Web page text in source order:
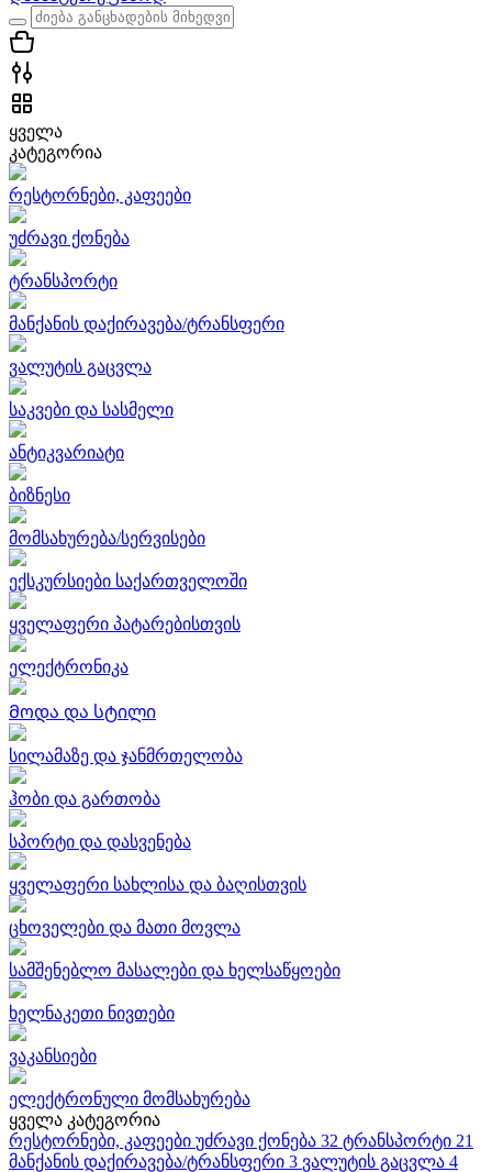
ყველა
კატეგორია
რესტორნები, კაფეები
უძრავი ქონება
ტრანსპორტი
მანქანის დაქირავება/ტრანსფერი
ვალუტის გაცვლა
საკვები და სასმელი
ანტიკვარიატი
ბიზნესი
მომსახურება/სერვისები
ექსკურსიები საქართველოში
ყველაფერი პატარებისთვის
ელექტრონიკა
Მოდა და სტილი
სილამაზე და ჯანმრთელობა
ჰობი და გართობა
სპორტი და დასვენება
ყველაფერი სახლისა და ბაღისთვის
ცხოველები და მათი მოვლა
სამშენებლო მასალები და ხელსაწყოები
ხელნაკეთი ნივთები
ვაკანსიები
ელექტრონული მომსახურება
ყველა კატეგორია
რესტორნები, კაფეები უძრავი ქონება 32 ტრანსპორტი 21
მანქანის დაქირავება/ტრანსფერი 3 ვალუტის გაცვლა 4